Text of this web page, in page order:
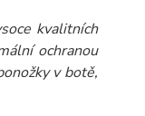
kvalitních
ochranou
v botě,